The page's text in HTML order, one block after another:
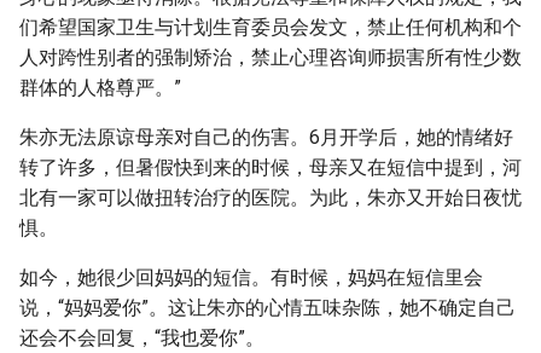
们希望国家卫生与计划生育委员会发文，禁止任何机构和个
人对跨性别者的强制矫治，禁止心理咨询师损害所有性少数
群体的人格尊严。”
朱亦无法原谅母亲对自己的伤害。6月开学后，她的情绪好
转了许多，但暑假快到来的时候，母亲又在短信中提到，河
北有一家可以做扭转治疗的医院。为此，朱亦又开始日夜忧
惧。
如今，她很少回妈妈的短信。有时候，妈妈在短信里会
说，“妈妈爱你”。这让朱亦的心情五味杂陈，她不确定自己
还会不会回复，“我也爱你”。